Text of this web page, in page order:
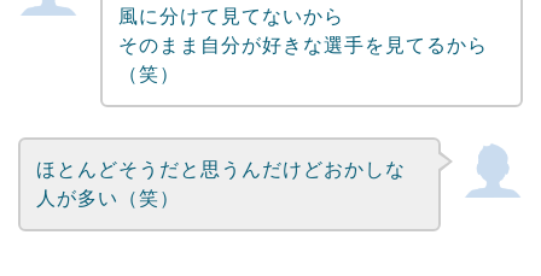
風に分けて見てないから
そのまま自分が好きな選手を見てるから
（笑）
ほとんどそうだと思うんだけどおかしな
人が多い（笑）